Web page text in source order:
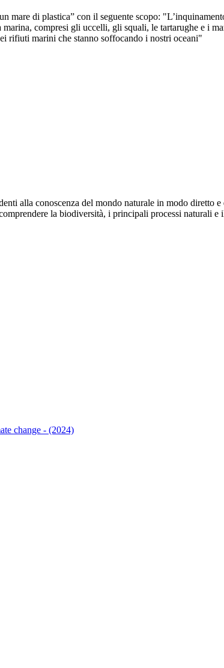
mare di plastica” con il seguente scopo:
compresi gli uccelli, gli squali, le tartarughe e i
rifiuti marini che stanno soffocando i nostri oceani"
alla conoscenza del mondo naturale in modo diretto
la biodiversità, i principali processi naturali
change - (2024)